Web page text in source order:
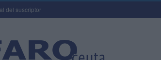
del suscriptor